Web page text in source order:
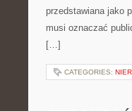
przedstawiana jako
musi oznaczać
[…]
CATEGORIES: